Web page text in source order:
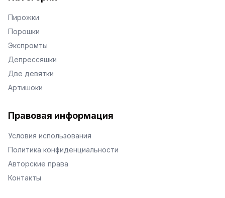
Пирожки
Порошки
Экспромты
Депрессяшки
Две девятки
Артишоки
Правовая информация
Условия использования
Политика конфиденциальности
Авторские права
Контакты